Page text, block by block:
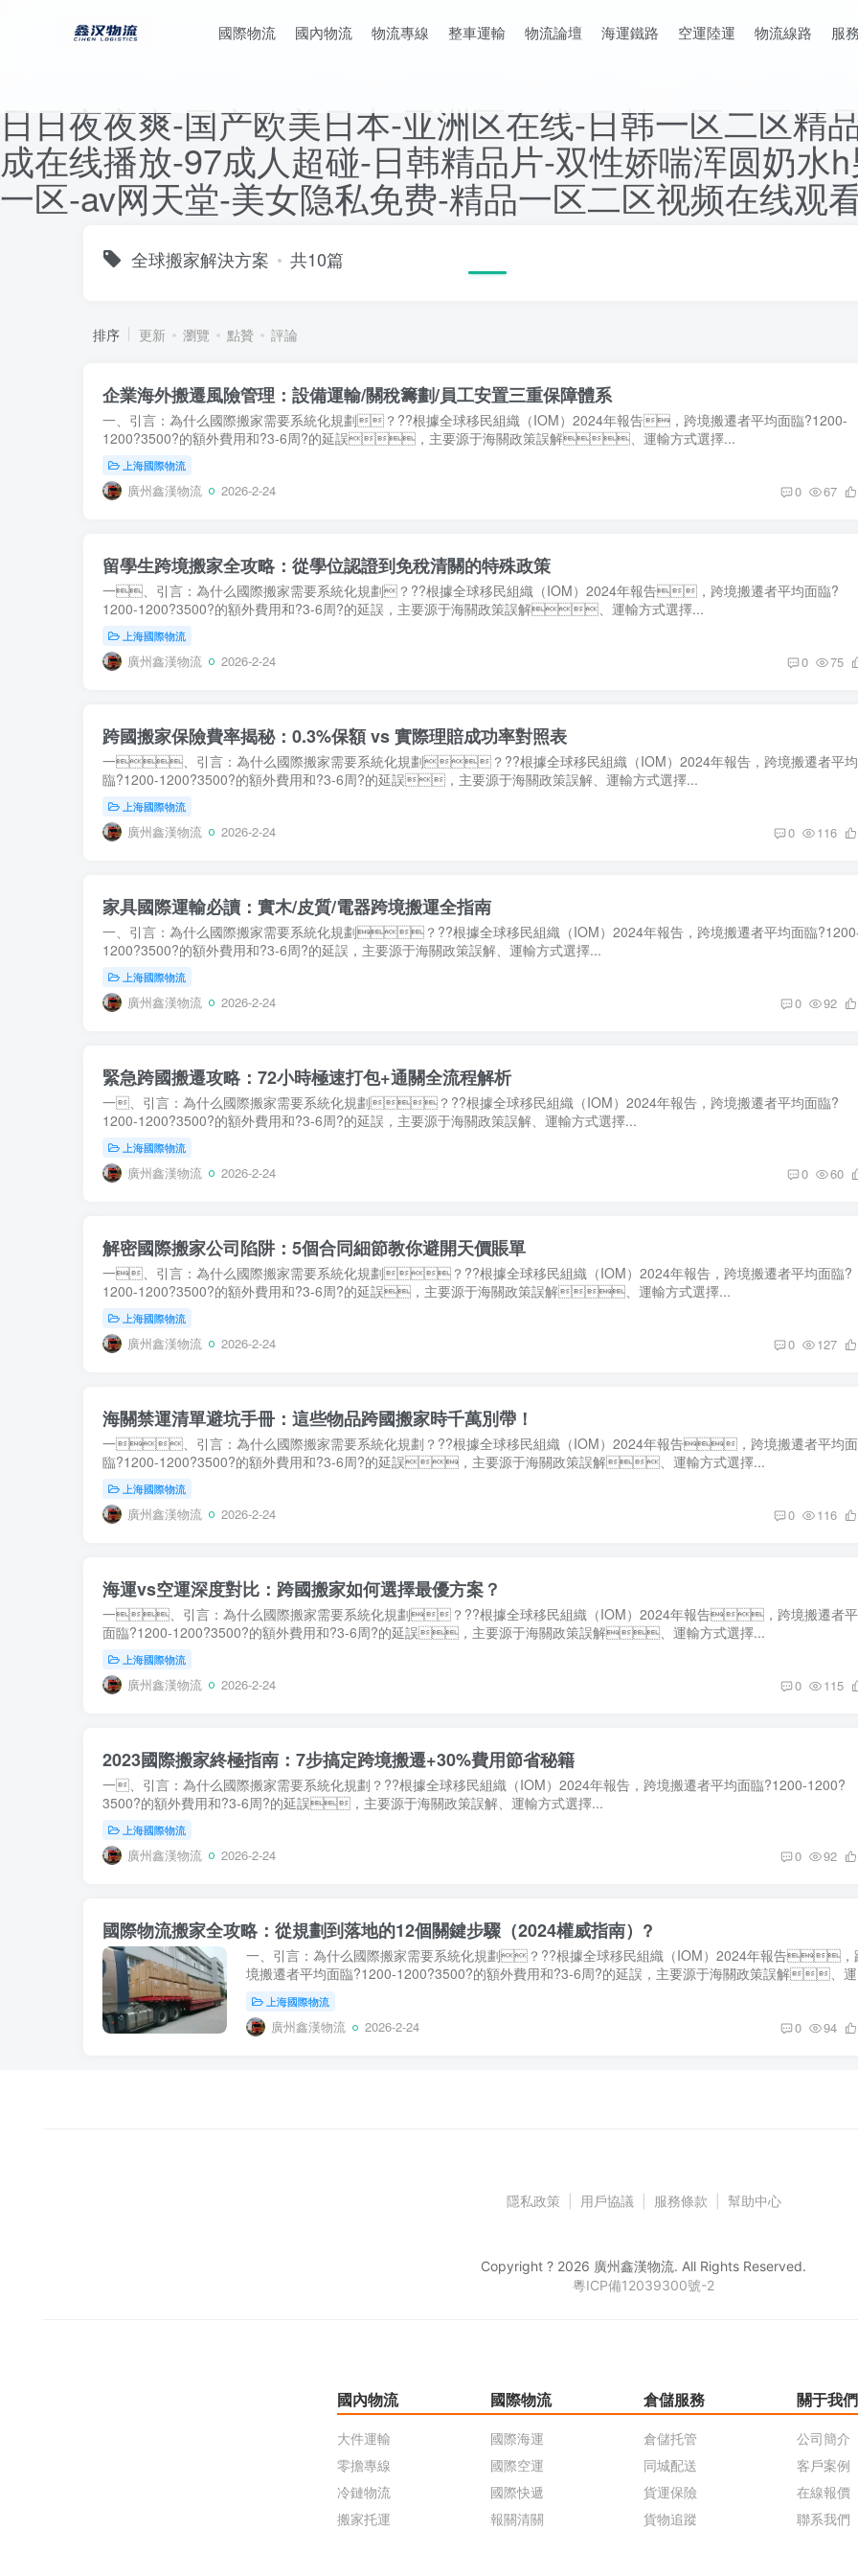
日日夜夜爽-国产欧美日本-亚洲区在线-日韩一区二区精
成在线播放-97成人超碰-日韩精品片-双性娇喘浑圆奶水
一区-av网天堂-美女隐私免费-精品一区二区视频在线观
國際物流 國內物流 物流專線 整車運輸 物流論壇 海運鐵路 空運陸運 物流線路 服
全球搬家解決方案 共10篇
排序 更新 瀏覽 點贊 評論
企業海外搬遷風險管理：設備運輸/關稅籌劃/員工安置三重保障體系
一、引言：為什么國際搬家需要系統化規劃？??根據全球移民組織（IOM）2024年報告，跨境搬遷者平均面臨?1200-
1200?3500?的額外費用和?3-6周?的延誤，主要源于海關政策誤解、運輸方式選擇...
上海國際物流
廣州鑫漢物流 2026-2-24 0 67
留學生跨境搬家全攻略：從學位認證到免稅清關的特殊政策
一、引言：為什么國際搬家需要系統化規劃？??根據全球移民組織（IOM）2024年報告，跨境搬遷者平均面臨?
1200-1200?3500?的額外費用和?3-6周?的延誤，主要源于海關政策誤解、運輸方式選擇...
上海國際物流
廣州鑫漢物流 2026-2-24 0 75
跨國搬家保險費率揭秘：0.3%保額 vs 實際理賠成功率對照表
一、引言：為什么國際搬家需要系統化規劃？??根據全球移民組織（IOM）2024年報告，跨境搬遷者平
臨?1200-1200?3500?的額外費用和?3-6周?的延誤，主要源于海關政策誤解、運輸方式選擇...
上海國際物流
廣州鑫漢物流 2026-2-24 0 116
家具國際運輸必讀：實木/皮質/電器跨境搬運全指南
一、引言：為什么國際搬家需要系統化規劃？??根據全球移民組織（IOM）2024年報告，跨境搬遷者平均面臨
1200?3500?的額外費用和?3-6周?的延誤，主要源于海關政策誤解、運輸方式選擇...
上海國際物流
廣州鑫漢物流 2026-2-24 0 92
緊急跨國搬遷攻略：72小時極速打包+通關全流程解析
一、引言：為什么國際搬家需要系統化規劃？??根據全球移民組織（IOM）2024年報告，跨境搬遷者平均面臨?
1200-1200?3500?的額外費用和?3-6周?的延誤，主要源于海關政策誤解、運輸方式選擇...
上海國際物流
廣州鑫漢物流 2026-2-24 0 60
解密國際搬家公司陷阱：5個合同細節教你避開天價賬單
一、引言：為什么國際搬家需要系統化規劃？??根據全球移民組織（IOM）2024年報告，跨境搬遷者平均面臨?
1200-1200?3500?的額外費用和?3-6周?的延誤，主要源于海關政策誤解、運輸方式選擇...
上海國際物流
廣州鑫漢物流 2026-2-24 0 127
海關禁運清單避坑手冊：這些物品跨國搬家時千萬別帶！
一、引言：為什么國際搬家需要系統化規劃？??根據全球移民組織（IOM）2024年報告，跨境搬遷者平均面
臨?1200-1200?3500?的額外費用和?3-6周?的延誤，主要源于海關政策誤解、運輸方式選擇...
上海國際物流
廣州鑫漢物流 2026-2-24 0 116
海運vs空運深度對比：跨國搬家如何選擇最優方案？
一、引言：為什么國際搬家需要系統化規劃？??根據全球移民組織（IOM）2024年報告，跨境搬遷者
面臨?1200-1200?3500?的額外費用和?3-6周?的延誤，主要源于海關政策誤解、運輸方式選擇...
上海國際物流
廣州鑫漢物流 2026-2-24 0 115
2023國際搬家終極指南：7步搞定跨境搬遷+30%費用節省秘籍
一、引言：為什么國際搬家需要系統化規劃？??根據全球移民組織（IOM）2024年報告，跨境搬遷者平均面臨?1200-1200?
3500?的額外費用和?3-6周?的延誤，主要源于海關政策誤解、運輸方式選擇...
上海國際物流
廣州鑫漢物流 2026-2-24 0 92
國際物流搬家全攻略：從規劃到落地的12個關鍵步驟（2024權威指南）?
一、引言：為什么國際搬家需要系統化規劃？??根據全球移民組織（IOM）2024年報告，
境搬遷者平均面臨?1200-1200?3500?的額外費用和?3-6周?的延誤，主要源于海關政策誤解、
方式選擇...
上海國際物流
廣州鑫漢物流 2026-2-24 0 94
隱私政策 用戶協議 服務條款 幫助中心
Copyright ? 2026 廣州鑫漢物流. All Rights Reserved.
粵ICP備12039300號-2
國內物流
大件運輸
零擔專線
冷鏈物流
搬家托運
國際物流
國際海運
國際空運
國際快遞
報關清關
倉儲服務
倉儲托管
同城配送
貨運保險
貨物追蹤
關于我們
公司簡介
客戶案例
在線報價
聯系我們